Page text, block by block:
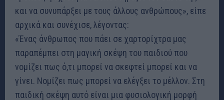
και να συνυπάρξει με τους άλλους ανθρώπους», είπε
αρχικά και συνέχισε, λέγοντας:
«Ένας άνθρωπος που πάει σε χαρτορίχτρα μας
παραπέμπει στη μαγική σκέψη του παιδιού που
νομίζει πως ό,τι μπορεί να σκεφτεί μπορεί και να
γίνει. Νομίζει πως μπορεί να ελέγξει το μέλλον. Στη
παιδική σκέψη αυτό είναι μια φυσιολογική μορφή